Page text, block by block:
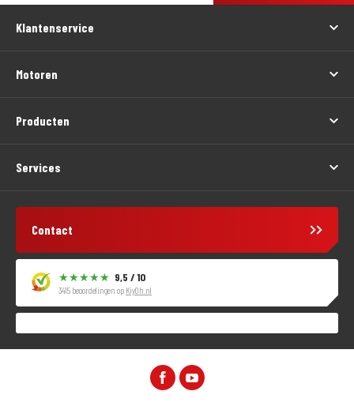
Klantenservice
Motoren
Producten
Services
Contact
9,5 / 10
3415 beoordelingen op KiyOh.nl